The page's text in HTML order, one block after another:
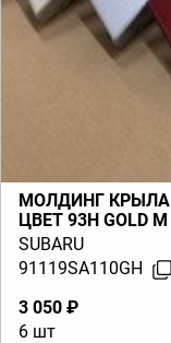
МОЛДИНГ КРЫЛА
ЦВЕТ 93H GOLD
SUBARU
91119SA110GH
3 050 ₽
6 шт